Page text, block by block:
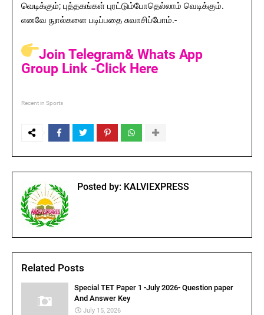
வெடிக்கும்; புத்தகங்கள் புரட்டும்போதெல்லாம் வெடிக்கும்.
எனவே நுால்களை படிப்பதை சுவாசிப்போம்.-
Join Telegram& Whats App
Group Link -Click Here
Recent in Sports
Posted by: KALVIEXPRESS
Related Posts
Special TET Paper 1 -July 2026- Question paper
And Answer Key
July 15, 2026